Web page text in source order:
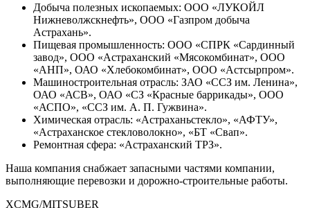
Добыча полезных ископаемых: ООО «ЛУКОЙЛ
Нижневолжскнефть», ООО «Газпром добыча
Астрахань».
Пищевая промышленность: ООО «СПРК «Сардинный
завод», ООО «Астраханский «Мясокомбинат», ООО
«АНП», ОАО «Хлебокомбинат», ООО «Астсырпром».
Машиностроительная отрасль: ЗАО «ССЗ им. Ленина»,
ОАО «АСВ», ОАО «СЗ «Красные баррикады», ООО
«АСПО», «ССЗ им. А. П. Гужвина».
Химическая отрасль: «Астраханьстекло», «АФТУ»,
«Астраханское стекловолокно», «БТ «Свап».
Ремонтная сфера: «Астраханский ТРЗ».
Наша компания снабжает запасными частями компании,
выполняющие перевозки и дорожно-строительные работы.
XCMG/MITSUBER